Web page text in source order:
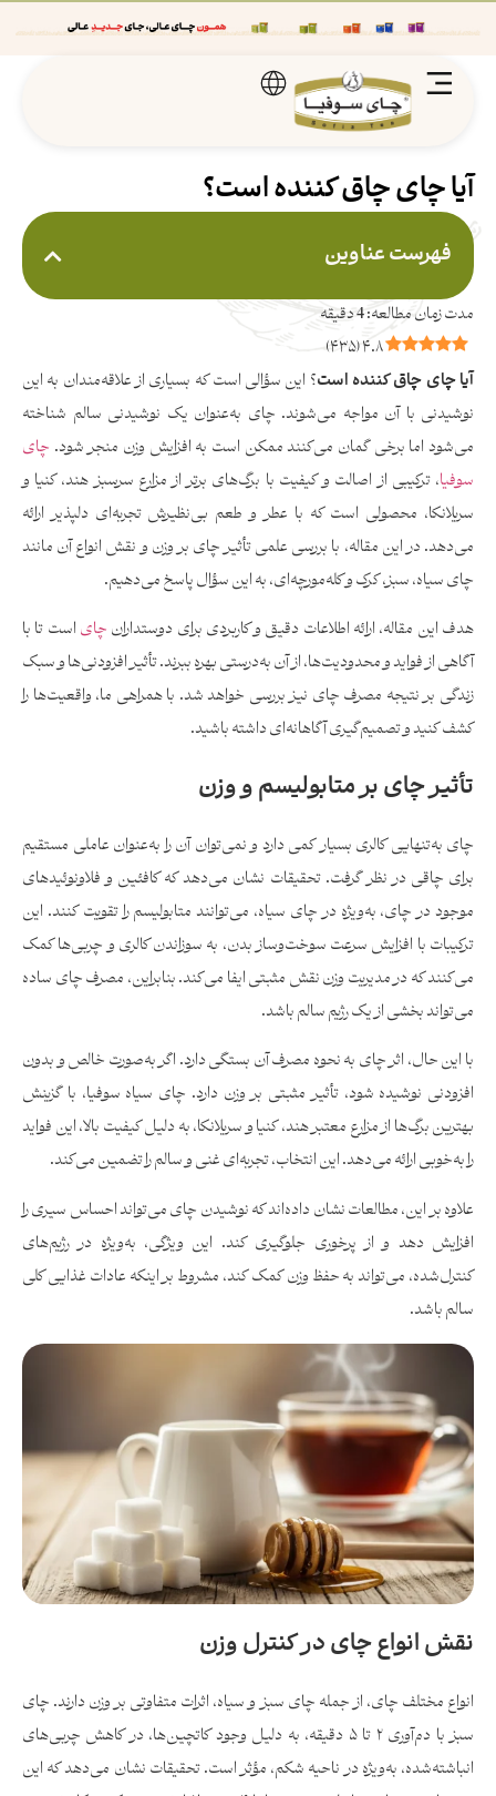
آیا چای چاق کننده است؟
فهرست عناوین
۴.۸(۴۳۵)
آیا چای چاق کننده است؟ این سؤالی است که بسیاری از علاقه‌مندان به این
نوشیدنی با آن مواجه می‌شوند. چای به‌عنوان یک نوشیدنی سالم شناخته
می‌شود اما برخی گمان می‌کنند ممکن است به افزایش وزن منجر شود. چای
سوفیا، ترکیبی از اصالت و کیفیت با برگ‌های برتر از مزارع سرسبز هند، کنیا و
سریلانکا، محصولی است که با عطر و طعم بی‌نظیرش تجربه‌ای دلپذیر ارائه
می‌دهد. در این مقاله، با بررسی علمی تأثیر چای بر وزن و نقش انواع آن مانند
چای سیاه، سبز، کرک و کله‌مورچه‌ای، به این سؤال پاسخ می‌دهیم.
هدف این مقاله، ارائه اطلاعات دقیق و کاربردی برای دوستداران چای است تا با
آگاهی از فواید و محدودیت‌ها، از آن به‌درستی بهره ببرند. تأثیر افزودنی‌ها و سبک
زندگی بر نتیجه مصرف چای نیز بررسی خواهد شد. با همراهی ما، واقعیت‌ها را
کشف کنید و تصمیم‌گیری آگاهانه‌ای داشته باشید.
تأثیر چای بر متابولیسم و وزن
چای به‌تنهایی کالری بسیار کمی دارد و نمی‌توان آن را به‌عنوان عاملی مستقیم
برای چاقی در نظر گرفت. تحقیقات نشان می‌دهد که کافئین و فلاونوئیدهای
موجود در چای، به‌ویژه در چای سیاه، می‌توانند متابولیسم را تقویت کنند. این
ترکیبات با افزایش سرعت سوخت‌وساز بدن، به سوزاندن کالری و چربی‌ها کمک
می‌کنند که در مدیریت وزن نقش مثبتی ایفا می‌کند. بنابراین، مصرف چای ساده
می‌تواند بخشی از یک رژیم سالم باشد.
با این حال، اثر چای به نحوه مصرف آن بستگی دارد. اگر به‌صورت خالص و بدون
افزودنی نوشیده شود، تأثیر مثبتی بر وزن دارد. چای سیاه سوفیا، با گزینش
بهترین برگ‌ها از مزارع معتبر هند، کنیا و سریلانکا، به دلیل کیفیت بالا، این فواید
را به‌خوبی ارائه می‌دهد. این انتخاب، تجربه‌ای غنی و سالم را تضمین می‌کند.
علاوه بر این، مطالعات نشان داده‌اند که نوشیدن چای می‌تواند احساس سیری را
افزایش دهد و از پرخوری جلوگیری کند. این ویژگی، به‌ویژه در رژیم‌های
کنترل‌شده، می‌تواند به حفظ وزن کمک کند، مشروط بر اینکه عادات غذایی کلی
سالم باشد.
نقش انواع چای در کنترل وزن
انواع مختلف چای، از جمله چای سبز و سیاه، اثرات متفاوتی بر وزن دارند. چای
سبز با دم‌آوری ۲ تا ۵ دقیقه، به دلیل وجود کاتچین‌ها، در کاهش چربی‌های
انباشته‌شده، به‌ویژه در ناحیه شکم، مؤثر است. تحقیقات نشان می‌دهد که این